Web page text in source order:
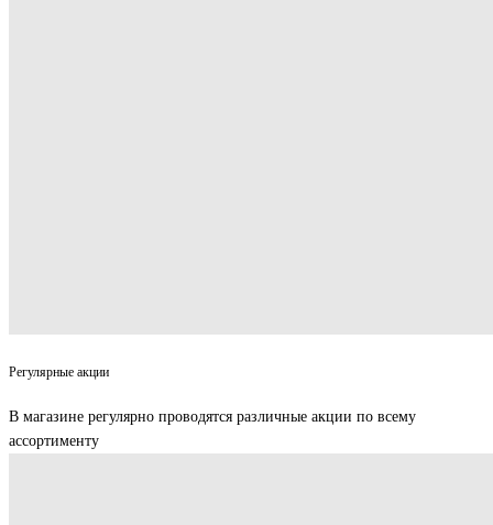
Регулярные акции
В магазине регулярно проводятся различные акции по всему
ассортименту